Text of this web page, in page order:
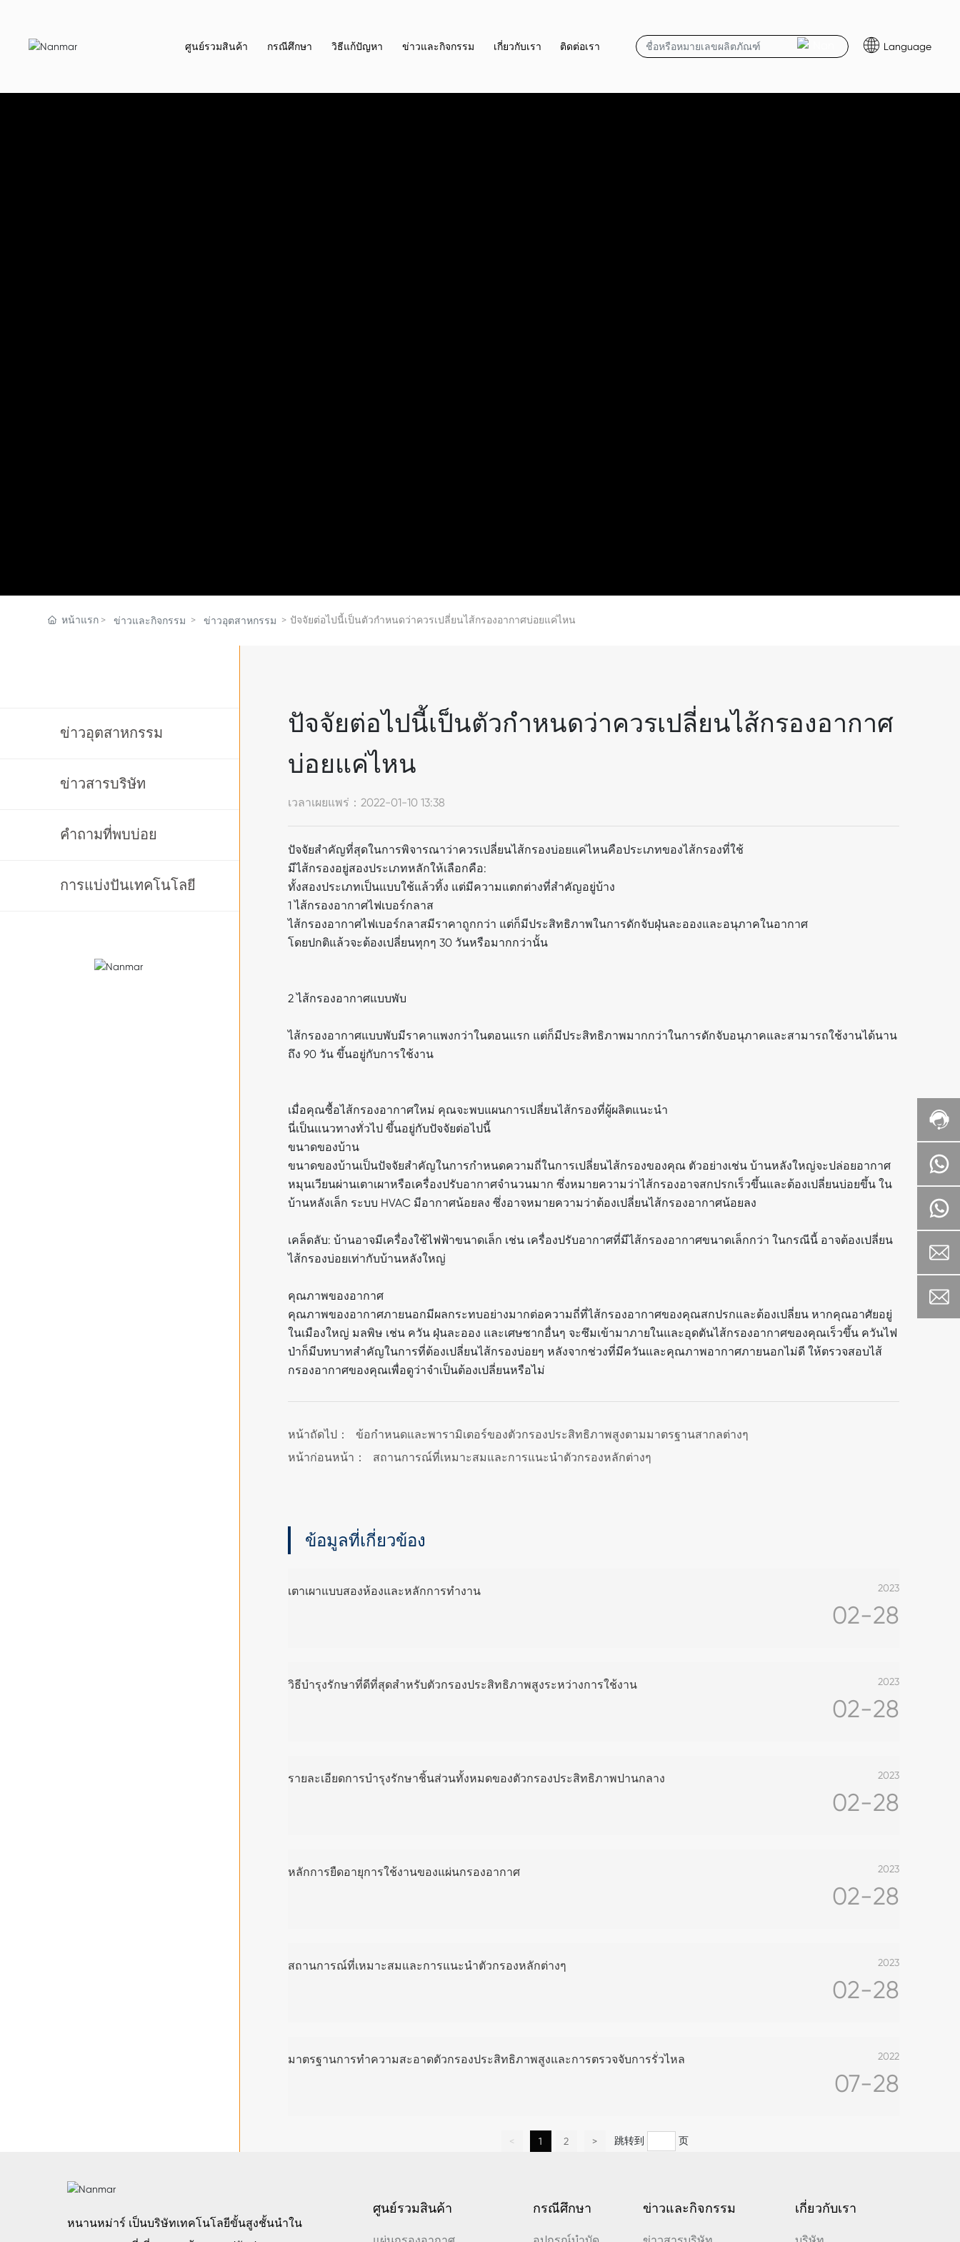
ศูนย์รวมสินค้า กรณีศึกษา วิธีแก้ปัญหา ข่าวและกิจกรรม เกี่ยวกับเรา ติดต่อเรา Language
หน้าแรก ข่าวและกิจกรรม ข่าวอุตสาหกรรม ปัจจัยต่อไปนี้เป็นตัวกำหนดว่าควรเปลี่ยนไส้กรองอากาศบ่อยแค่ไหน
ข่าวอุตสาหกรรม
ข่าวสารบริษัท
คำถามที่พบบ่อย
การแบ่งปันเทคโนโลยี
ปัจจัยต่อไปนี้เป็นตัวกำหนดว่าควรเปลี่ยนไส้กรองอากาศ
บ่อยแค่ไหน
เวลาเผยแพร่：2022-01-10 13:38
ปัจจัยสำคัญที่สุดในการพิจารณาว่าควรเปลี่ยนไส้กรองบ่อยแค่ไหนคือประเภทของไส้กรองที่ใช้
มีไส้กรองอยู่สองประเภทหลักให้เลือกคือ:
ทั้งสองประเภทเป็นแบบใช้แล้วทิ้ง แต่มีความแตกต่างที่สำคัญอยู่บ้าง
1 ไส้กรองอากาศไฟเบอร์กลาส
ไส้กรองอากาศไฟเบอร์กลาสมีราคาถูกกว่า แต่ก็มีประสิทธิภาพในการดักจับฝุ่นละอองและอนุภาคในอากาศ
โดยปกติแล้วจะต้องเปลี่ยนทุกๆ 30 วันหรือมากกว่านั้น
2 ไส้กรองอากาศแบบพับ
ไส้กรองอากาศแบบพับมีราคาแพงกว่าในตอนแรก แต่ก็มีประสิทธิภาพมากกว่าในการดักจับอนุภาคและสามารถใช้งานได้นาน
ถึง 90 วัน ขึ้นอยู่กับการใช้งาน
เมื่อคุณซื้อไส้กรองอากาศใหม่ คุณจะพบแผนการเปลี่ยนไส้กรองที่ผู้ผลิตแนะนำ
นี่เป็นแนวทางทั่วไป ขึ้นอยู่กับปัจจัยต่อไปนี้
ขนาดของบ้าน
ขนาดของบ้านเป็นปัจจัยสำคัญในการกำหนดความถี่ในการเปลี่ยนไส้กรองของคุณ ตัวอย่างเช่น บ้านหลังใหญ่จะปล่อยอากาศ
หมุนเวียนผ่านเตาเผาหรือเครื่องปรับอากาศจำนวนมาก ซึ่งหมายความว่าไส้กรองอาจสกปรกเร็วขึ้นและต้องเปลี่ยนบ่อยขึ้น ใน
บ้านหลังเล็ก ระบบ HVAC มีอากาศน้อยลง ซึ่งอาจหมายความว่าต้องเปลี่ยนไส้กรองอากาศน้อยลง
เคล็ดลับ: บ้านอาจมีเครื่องใช้ไฟฟ้าขนาดเล็ก เช่น เครื่องปรับอากาศที่มีไส้กรองอากาศขนาดเล็กกว่า ในกรณีนี้ อาจต้องเปลี่ยน
ไส้กรองบ่อยเท่ากับบ้านหลังใหญ่
คุณภาพของอากาศ
คุณภาพของอากาศภายนอกมีผลกระทบอย่างมากต่อความถี่ที่ไส้กรองอากาศของคุณสกปรกและต้องเปลี่ยน หากคุณอาศัยอยู่
ในเมืองใหญ่ มลพิษ เช่น ควัน ฝุ่นละออง และเศษซากอื่นๆ จะซึมเข้ามาภายในและอุดตันไส้กรองอากาศของคุณเร็วขึ้น ควันไฟ
ป่าก็มีบทบาทสำคัญในการที่ต้องเปลี่ยนไส้กรองบ่อยๆ หลังจากช่วงที่มีควันและคุณภาพอากาศภายนอกไม่ดี ให้ตรวจสอบไส้
กรองอากาศของคุณเพื่อดูว่าจำเป็นต้องเปลี่ยนหรือไม่
หน้าถัดไป：
ข้อกำหนดและพารามิเตอร์ของตัวกรองประสิทธิภาพสูงตามมาตรฐานสากลต่างๆ
หน้าก่อนหน้า：
สถานการณ์ที่เหมาะสมและการแนะนำตัวกรองหลักต่างๆ
ข้อมูลที่เกี่ยวข้อง
เตาเผาแบบสองห้องและหลักการทำงาน 2023
02-28
วิธีบำรุงรักษาที่ดีที่สุดสำหรับตัวกรองประสิทธิภาพสูงระหว่างการใช้งาน 2023
02-28
รายละเอียดการบำรุงรักษาชิ้นส่วนทั้งหมดของตัวกรองประสิทธิภาพปานกลาง 2023
02-28
หลักการยืดอายุการใช้งานของแผ่นกรองอากาศ 2023
02-28
สถานการณ์ที่เหมาะสมและการแนะนำตัวกรองหลักต่างๆ 2023
02-28
มาตรฐานการทำความสะอาดตัวกรองประสิทธิภาพสูงและการตรวจจับการรั่วไหล 2022
07-28
< 1 2 > 跳转到 页
หนานหม่าร์ เป็นบริษัทเทคโนโลยีขั้นสูงชั้นนำใน
ศูนย์รวมสินค้า กรณีศึกษา ข่าวและกิจกรรม เกี่ยวกับเรา